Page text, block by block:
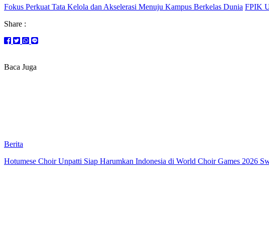
Fokus Perkuat Tata Kelola dan Akselerasi Menuju Kampus Berkelas Dunia FPIK
Share :
Baca Juga
Berita
Hotumese Choir Unpatti Siap Harumkan Indonesia di World Choir Games 2026